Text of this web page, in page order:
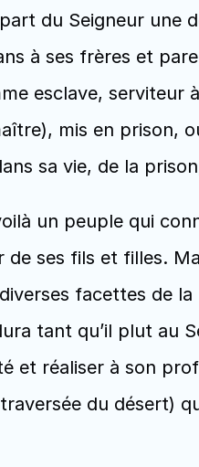
du Seigneur une
à ses frères et
esclave,
mis en prison,
sa vie, de la
ses fils et filles.
facettes de
tant qu’il plut au
et réaliser à son
du désert)